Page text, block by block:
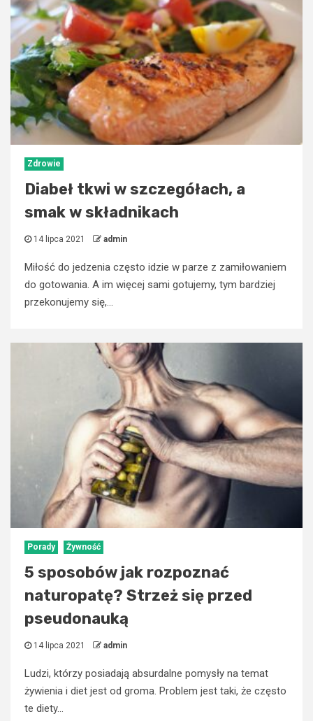
Zdrowie
Diabeł tkwi w szczegółach, a
smak w składnikach
14 lipca 2021 admin
Miłość do jedzenia często idzie w parze z zamiłowaniem
do gotowania. A im więcej sami gotujemy, tym bardziej
przekonujemy się,...
Porady Żywność
5 sposobów jak rozpoznać
naturopatę? Strzeż się przed
pseudonauką
14 lipca 2021 admin
Ludzi, którzy posiadają absurdalne pomysły na temat
żywienia i diet jest od groma. Problem jest taki, że często
te diety...